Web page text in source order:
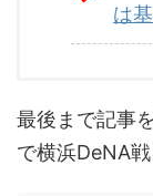
は
最後まで記事
で横浜DeNA